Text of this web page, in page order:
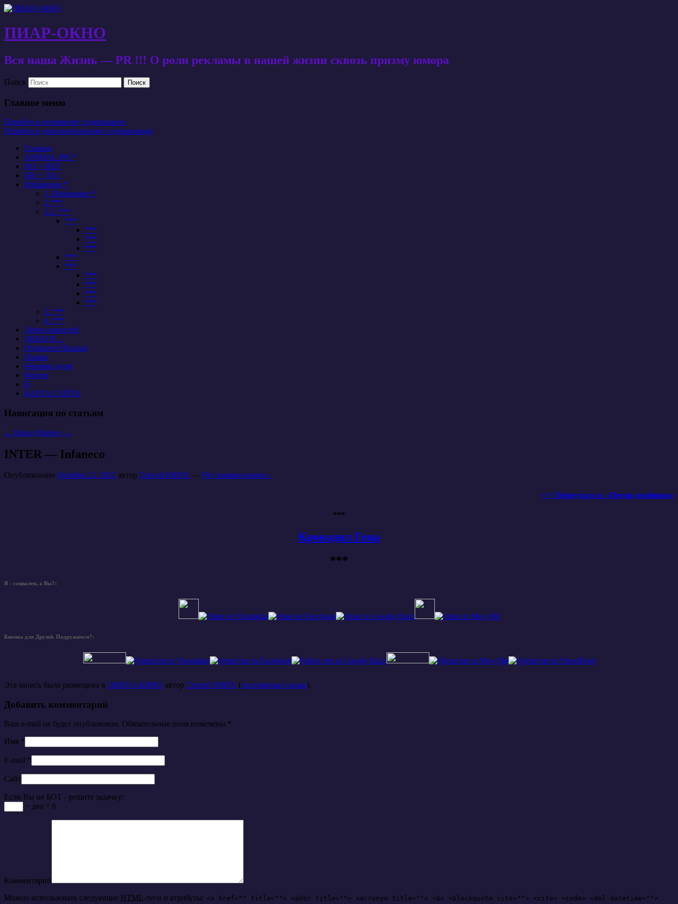
ПИАР-ОКНО
Вся наша Жизнь — PR !!! О роли рекламы в нашей жизни сквозь призму юмора
Поиск
Главное меню
Перейти к основному содержанию
Перейти к дополнительному содержимому
Главная
ANIMAL-PR *
NO = НЕТ
OK = ДА /
Избранное *
1. Избранное *
2 ***
2.1. ***
***
***
***
***
***
***
***
***
***
***
3. ***
4. ***
Лента новостей
ОКНО В…
Открытое Письмо
Планы
Рекомен-дуем
Форум
Я
КАРТА САЙТА
Навигация по статьям
← Назад Вперед →
INTER — Infaneco
Опубликовано Октябрь 12, 2012 автор Сергей ЮНГА — Нет комментариев ↓
<<< Вернуться в: «Песни-двойники»
***
Крокодил Гена
***
Я - социален, а Вы?:
Кнопка для Друзей. Подружимся?:
Эта запись была размещена в ОКНО в КИНО автор Сергей ЮНГА (постоянная ссылка).
Добавить комментарий
Ваш e-mail не будет опубликован. Обязательные поля помечены *
Имя *
E-mail *
Сайт
Если Вы не БОТ - решите задачку:
− два = 6
Комментарий
Можно использовать следующие HTML-теги и атрибуты: <a href="" title=""> <abbr title=""> <acronym title=""> <b> <blockquote cite=""> <cite> <code> <del datetime="">